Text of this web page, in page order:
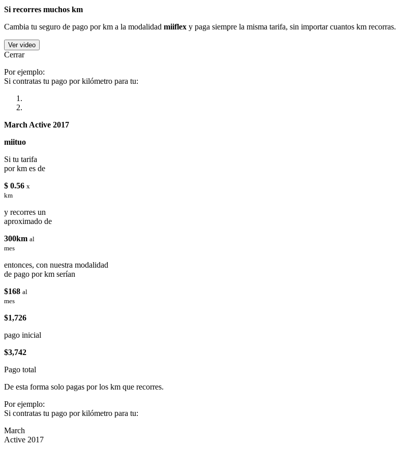
Si recorres muchos km
Cambia tu seguro de pago por km a la modalidad miiflex y paga siempre la misma tarifa, sin importar cuantos km recorras.
Ver video
Cerrar
Por ejemplo:
Si contratas tu pago por kilómetro para tu:
March Active 2017
miituo
Si tu tarifa
por km es de
$ 0.56 x
km
y recorres un
aproximado de
300km al
mes
entonces, con nuestra modalidad
de pago por km serían
$168 al
mes
$1,726
pago inicial
$3,742
Pago total
De esta forma solo pagas por los km que recorres.
Por ejemplo:
Si contratas tu pago por kilómetro para tu:
March
Active 2017